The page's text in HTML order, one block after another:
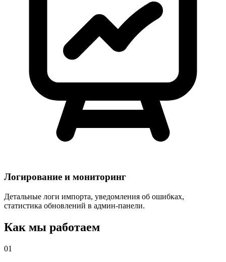
Логирование и мониторинг
Детальные логи импорта, уведомления об ошибках,
статистика обновлений в админ-панели.
Как мы работаем
01